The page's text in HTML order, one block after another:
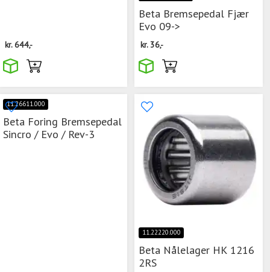
kr.644,-
Beta Bremsepedal Fjær
Evo 09->
kr. 36,-
11.26611.000
Beta Foring Bremsepedal
Sincro / Evo / Rev-3
11.22220.000
Beta Nålelager HK 1216
2RS